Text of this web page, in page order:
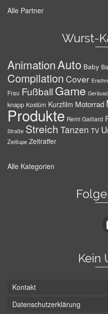
Alle Partner
Wurst-
AnimationAuto Baby
Compilation Cover
Frau Fußball Game
knapp Kostüm Kurzfilm Motorrad
Produkte Remi Gaillard
Straße Streich Tanzen TV
Zeitlupe Zeitraffer
Alle Kategorien
Kein
Kontakt
Datenschutzerklärung